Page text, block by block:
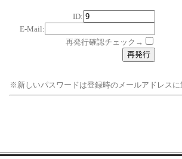
ID:
E-Mail:
再発行確認チェック→
※新しいパスワードは登録時のメールアドレスに